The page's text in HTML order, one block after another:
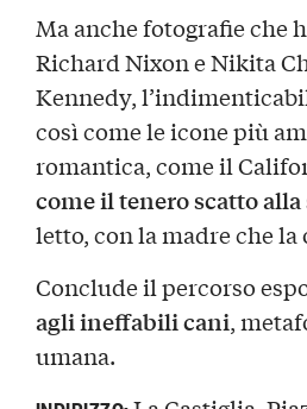
Ma anche fotografie che
Richard Nixon e Nikita
Kennedy,
così come le icone più
romantica, come il
come il tenero scatto
letto, con la madre che la
Conclude il percorso
agli ineffabili cani,
umana.